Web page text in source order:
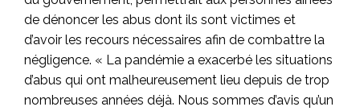
de dénoncer les abus dont ils sont victimes et
d’avoir les recours nécessaires afin de combattre la
négligence. « La pandémie a exacerbé les situations
d’abus qui ont malheureusement lieu depuis de trop
nombreuses années déjà. Nous sommes d’avis qu’un